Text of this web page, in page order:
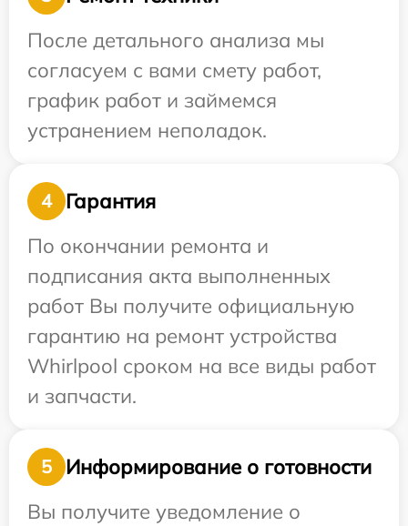
После детального анализа мы
согласуем с вами смету работ,
график работ и займемся
устранением неполадок.
4
Гарантия
По окончании ремонта и
подписания акта выполненных
работ Вы получите официальную
гарантию на ремонт устройства
Whirlpool сроком на все виды работ
и запчасти.
5
Информирование о готовности
Вы получите уведомление о